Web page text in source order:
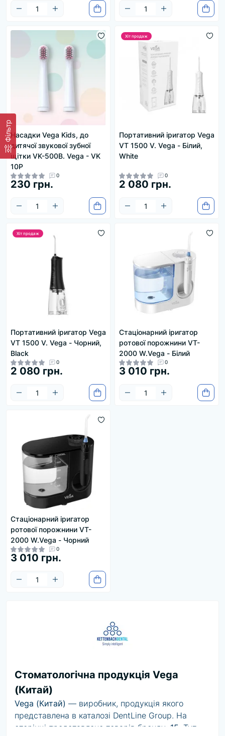
ФільтрНасадки Vega Kids, до
дитячої звукової зубної
щітки VK-500B. Vega - VK
10P
0
230 грн.
Хіт продаж
Портативний іригатор Vega
VT 1500 V. Vega - Білий,
White
0
2 080 грн.
Хіт продаж
Портативний іригатор Vega
VT 1500 V. Vega - Чорний,
Black
0
2 080 грн.
Стаціонарний іригатор
ротової порожнини VT-
2000 W.Vega - Білий
0
3 010 грн.
Стаціонарний іригатор
ротової порожнини VT-
2000 W.Vega - Чорний
0
3 010 грн.
Стоматологічна продукція Vega
(Китай)
Vega (Китай) — виробник, продукція якого
представлена в каталозі DentLine Group. На
сторінці представлено товарів бренду: 15 . Тут